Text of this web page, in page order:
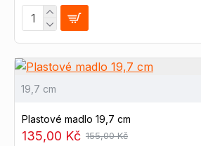
19,7 cm
Plastové madlo 19,7 cm
135,00 Kč 155,00 Kč